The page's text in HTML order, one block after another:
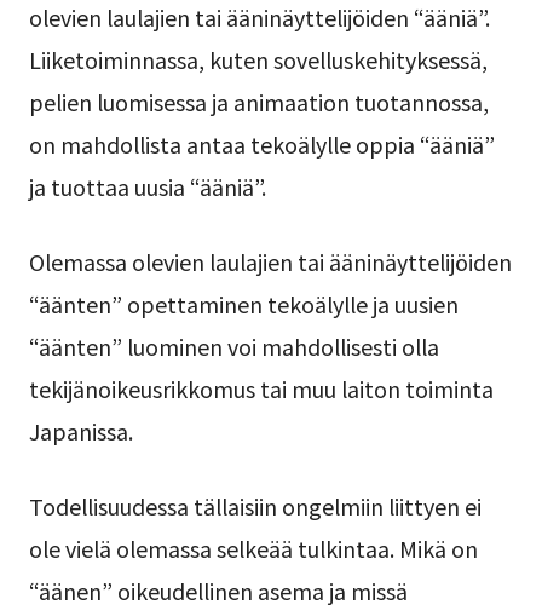
olevien laulajien tai ääninäyttelijöiden “ääniä”.
Liiketoiminnassa, kuten sovelluskehityksessä,
pelien luomisessa ja animaation tuotannossa,
on mahdollista antaa tekoälylle oppia “ääniä”
ja tuottaa uusia “ääniä”.
Olemassa olevien laulajien tai ääninäyttelijöiden
“äänten” opettaminen tekoälylle ja uusien
“äänten” luominen voi mahdollisesti olla
tekijänoikeusrikkomus tai muu laiton toiminta
Japanissa.
Todellisuudessa tällaisiin ongelmiin liittyen ei
ole vielä olemassa selkeää tulkintaa. Mikä on
“äänen” oikeudellinen asema ja missä